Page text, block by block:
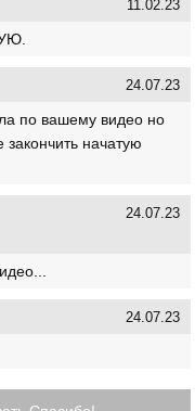
11.02.23
24.07.23
по вашему видео но
начатую
24.07.23
24.07.23